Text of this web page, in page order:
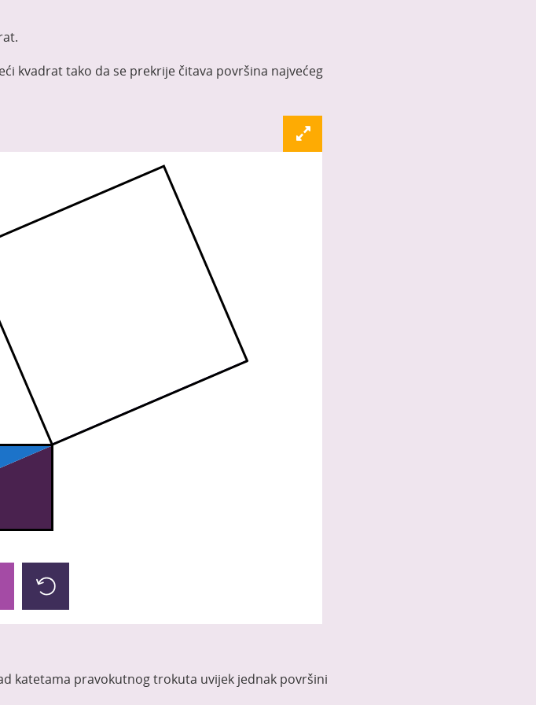
kvadrat tako da se prekrije čitava površina najvećeg
katetama pravokutnog trokuta uvijek jednak površini